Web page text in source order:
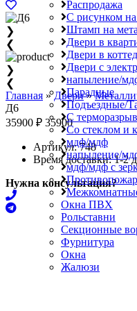
Распродажа
С рисунком на
Штамп на
Двери в
Двери в
Двери с
напыление/
Парадные
Подъездные/
С
Со стеклом и
мдф/мдф
напыление/
мдф/мдф с
Окна ПВХ
Рольставни
Секционные
Фурнитура
Окна
Жалюзи
❯
❮
❯
❮
Главная »Двери»
Д6
35900 ₽ 35900
Артикул:748
Время доставки:1-2
Нужна консультация?